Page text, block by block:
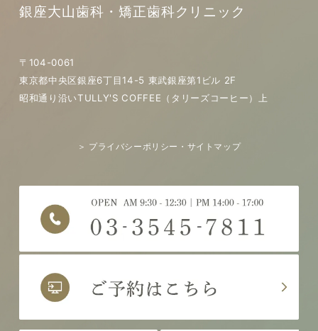
銀座大山歯科・矯正歯科クリニック
〒104-0061
東京都中央区銀座6丁目14-5 東武銀座第1ビル 2F
昭和通り沿いTULLY'S COFFEE（タリーズコーヒー）上
＞ プライバシーポリシー・サイトマップ